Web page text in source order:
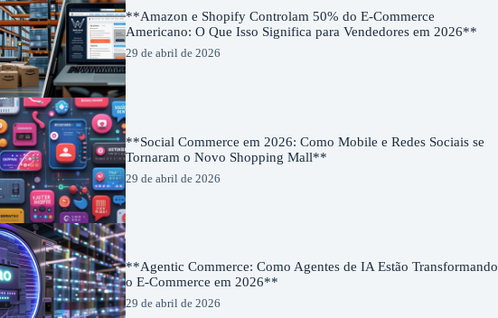
**Amazon e Shopify Controlam 50% do E-Commerce
Americano: O Que Isso Significa para Vendedores em 2026**
29 de abril de 2026
**Social Commerce em 2026: Como Mobile e Redes Sociais se
Tornaram o Novo Shopping Mall**
29 de abril de 2026
**Agentic Commerce: Como Agentes de IA Estão Transformando
o E-Commerce em 2026**
29 de abril de 2026